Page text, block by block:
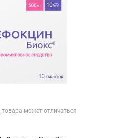
может отличаться